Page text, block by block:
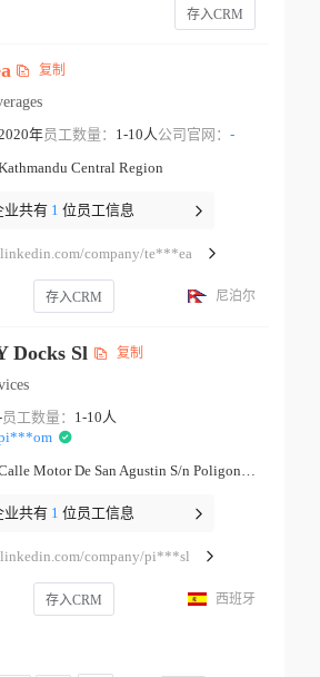
存入CRM
复制
年员工数量： 1-10人公司官网： -
Central Region
业共有 1 位员工信息
company/te***ea
存入CRM 尼泊尔
Docks Sl 复制
员工数量： 1-10人
Calle Motor De San Agustin S/n Poligono Industrial Benetuser Comunidad Valenciana
业共有 1 位员工信息
company/pi***sl
存入CRM 西班牙